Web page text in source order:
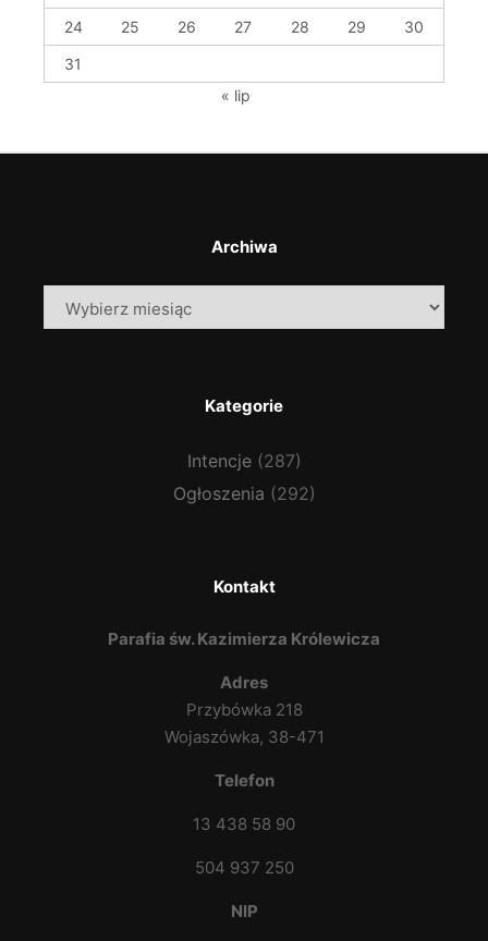
24
25 26 27 28 29
30
31
« lip
Archiwa
Archiwa
Kategorie
Intencje(287)
Ogłoszenia (292)
Kontakt
Parafia św. Kazimierza Królewicza
Adres
Przybówka 218
Wojaszówka, 38-471
Telefon
13 438 58 90
504 937 250
NIP